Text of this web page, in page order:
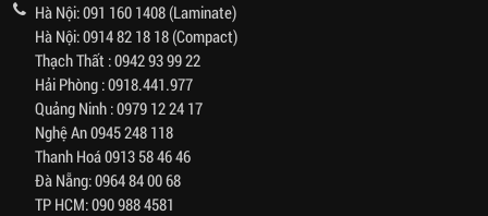
Hà Nội:091 160 1408 (Laminate)
Hà Nội:0914 82 18 18 (Compact)
Thạch Thất :0942 93 99 22
Hải Phòng :0918.441.977
Quảng Ninh :0979 12 24 17
Nghệ An0945 248 118
Thanh Hoá0913 58 46 46
Đà Nẵng:0964 84 00 68
TP HCM:090 988 4581